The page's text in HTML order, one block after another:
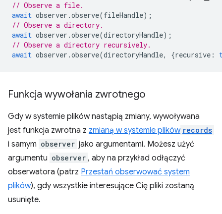
// Observe a file.
await observer .observe(fileHandle);
// Observe a directory.
await observer .observe(directoryHandle);
// Observe a directory recursively.
await observer .observe(directoryHandle, {recursive :
Funkcja wywołania zwrotnego
Gdy w systemie plików nastąpią zmiany, wywoływana
jest funkcja zwrotna z zmianą w systemie plików records
i samym observer jako argumentami. Możesz użyć
argumentu observer , aby na przykład odłączyć
obserwatora (patrz Przestań obserwować system
plików), gdy wszystkie interesujące Cię pliki zostaną
usunięte.